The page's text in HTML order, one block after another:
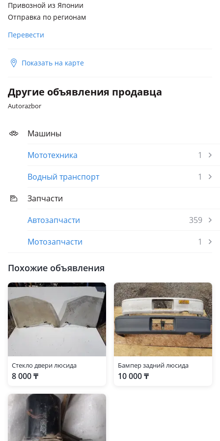
Привозной из Японии
Отправка по регионам
Перевести
Показать на карте
Другие объявления продавца
Autorazbor
Машины
Мототехника
1
Водный транспорт
1
Запчасти
Автозапчасти
359
Мотозапчасти
1
Похожие объявления
Стекло двери люсида
8 000 ₸
Бампер задний люсида
10 000 ₸